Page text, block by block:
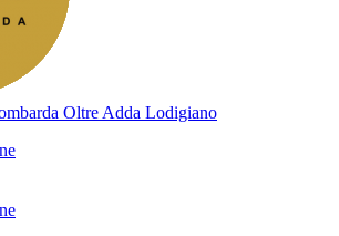
Oltre Adda Lodigiano